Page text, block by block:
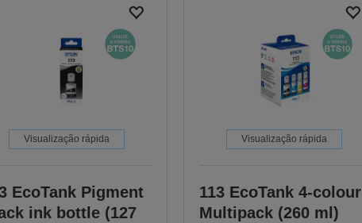
Visualização rápida
EcoTank Pigment
ink bottle (127
Visualização rápida
113 EcoTank 4-colour
Multipack (260 ml)